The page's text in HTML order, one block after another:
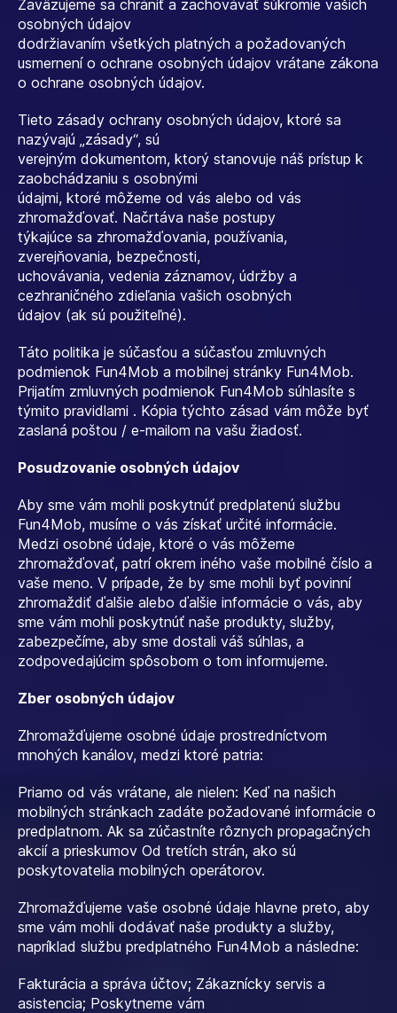
Zaväzujeme sa chrániť a zachovávať súkromie vašich
osobných údajov
dodržiavaním všetkých platných a požadovaných
usmernení o ochrane osobných údajov vrátane zákona
o ochrane osobných údajov.
Tieto zásady ochrany osobných údajov, ktoré sa
nazývajú „zásady“, sú
verejným dokumentom, ktorý stanovuje náš prístup k
zaobchádzaniu s osobnými
údajmi, ktoré môžeme od vás alebo od vás
zhromažďovať. Načrtáva naše postupy
týkajúce sa zhromažďovania, používania,
zverejňovania, bezpečnosti,
uchovávania, vedenia záznamov, údržby a
cezhraničného zdieľania vašich osobných
údajov (ak sú použiteľné).
Táto politika je súčasťou a súčasťou zmluvných
podmienok Fun4Mob a mobilnej stránky Fun4Mob.
Prijatím zmluvných podmienok Fun4Mob súhlasíte s
týmito pravidlami . Kópia týchto zásad vám môže byť
zaslaná poštou / e-mailom na vašu žiadosť.
Posudzovanie osobných údajov
Aby sme vám mohli poskytnúť predplatenú službu
Fun4Mob, musíme o vás získať určité informácie.
Medzi osobné údaje, ktoré o vás môžeme
zhromažďovať, patrí okrem iného vaše mobilné číslo a
vaše meno. V prípade, že by sme mohli byť povinní
zhromaždiť ďalšie alebo ďalšie informácie o vás, aby
sme vám mohli poskytnúť naše produkty, služby,
zabezpečíme, aby sme dostali váš súhlas, a
zodpovedajúcim spôsobom o tom informujeme.
Zber osobných údajov
Zhromažďujeme osobné údaje prostredníctvom
mnohých kanálov, medzi ktoré patria:
Priamo od vás vrátane, ale nielen: Keď na našich
mobilných stránkach zadáte požadované informácie o
predplatnom. Ak sa zúčastníte rôznych propagačných
akcií a prieskumov Od tretích strán, ako sú
poskytovatelia mobilných operátorov.
Zhromažďujeme vaše osobné údaje hlavne preto, aby
sme vám mohli dodávať naše produkty a služby,
napríklad službu predplatného Fun4Mob a následne:
Fakturácia a správa účtov; Zákaznícky servis a
asistencia; Poskytneme vám